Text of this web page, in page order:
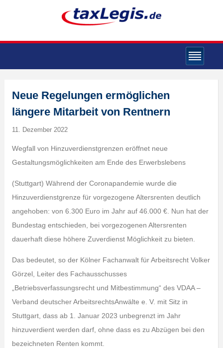
Neue Regelungen ermöglichen
längere Mitarbeit von Rentnern
11. Dezember 2022
Wegfall von Hinzuverdienstgrenzen eröffnet neue
Gestaltungsmöglichkeiten am Ende des Erwerbslebens
(Stuttgart) Während der Coronapandemie wurde die
Hinzuverdienstgrenze für vorgezogene Altersrenten deutlich
angehoben: von 6.300 Euro im Jahr auf 46.000 €. Nun hat der
Bundestag entschieden, bei vorgezogenen Altersrenten
dauerhaft diese höhere Zuverdienst Möglichkeit zu bieten.
Das bedeutet, so der Kölner Fachanwalt für Arbeitsrecht Volker
Görzel, Leiter des Fachausschusses
„Betriebsverfassungsrecht und Mitbestimmung“ des VDAA –
Verband deutscher ArbeitsrechtsAnwälte e. V. mit Sitz in
Stuttgart, dass ab 1. Januar 2023 unbegrenzt im Jahr
hinzuverdient werden darf, ohne dass es zu Abzügen bei den
bezeichneten Renten kommt.